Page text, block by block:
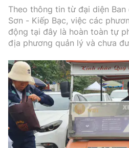
Theo thông tin từ đại diện
Sơn - Kiếp Bạc, việc các
động tại đây là hoàn toàn tự
địa phương quản lý và chưa